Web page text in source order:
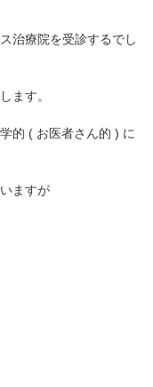
治療院を受診するでし
ます。
的 ( お医者さん的 ) に
ますが